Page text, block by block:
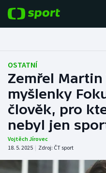
Fotbal
Hokej
Tenis
Atletika
OSTATNÍ
Zemřel
myšlenky
člověk, pro
nebyl jen
Vojtěch Jírovec
18. 5. 2025 | Zdroj: ČT sport